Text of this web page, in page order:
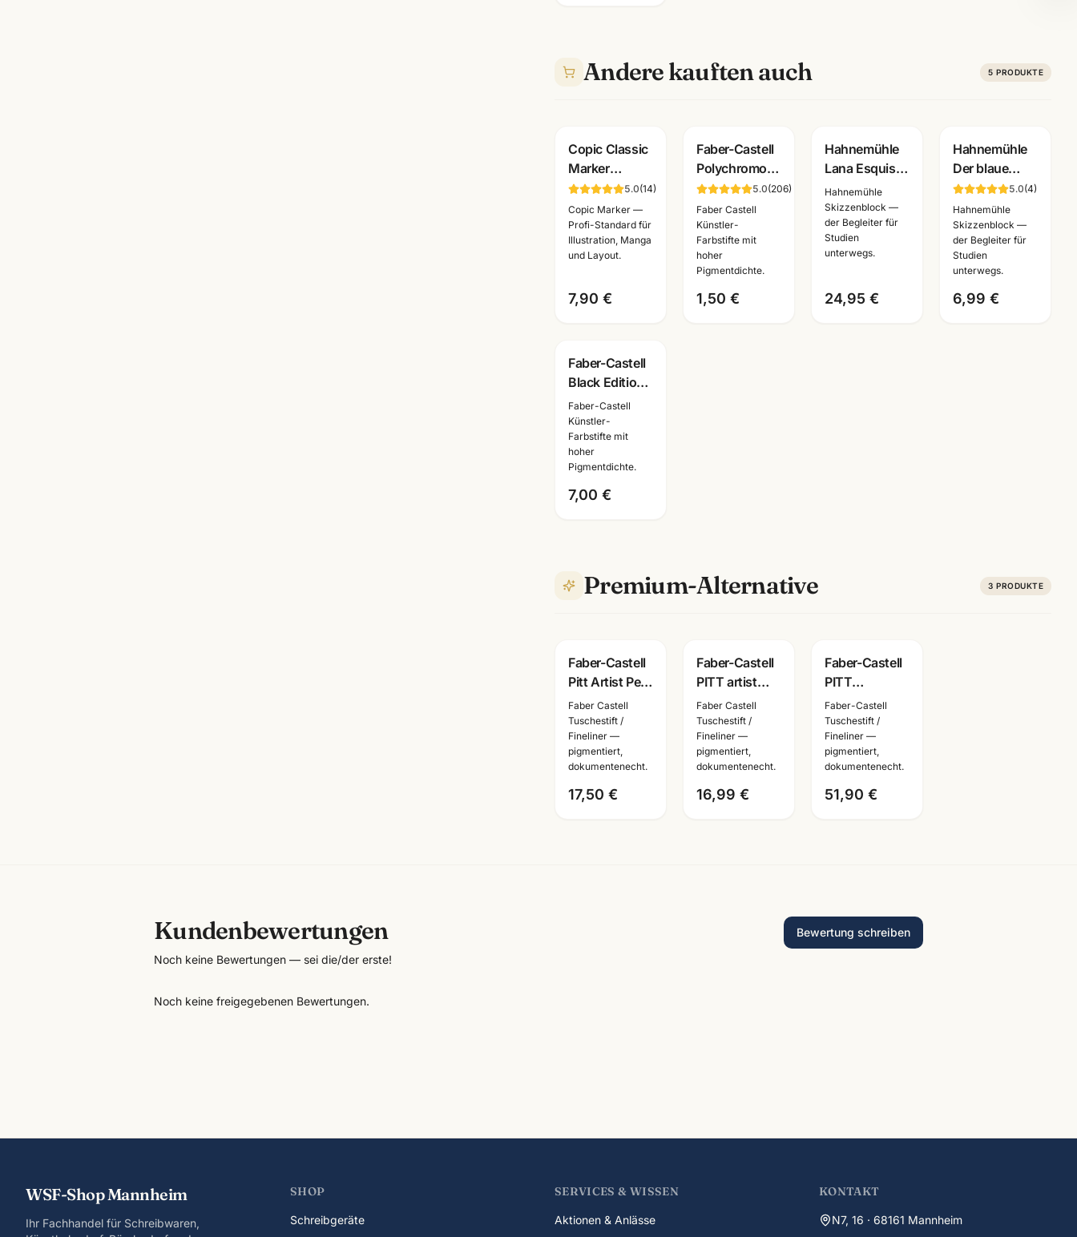
Andere kauften auch 5 PRODUKTE
Copic Classic
Marker
einzeln · alle
Farben +
Blender ·
Künstlerbedarf
Mannheim
5.0(14)
Copic Marker —
Profi-Standard für
Illustration, Manga
und Layout.
7,90 €
Faber-Castell
Polychromos
Künstlerfarbstifte
· Einzelstift
alle Farben ·
Mannheim
5.0(206)
Faber Castell
Künstler-
Farbstifte mit
hoher
Pigmentdichte.
1,50 €
Hahnemühle
Lana Esquisse
Skizzenblock
96g · A3/A4 ·
Künstlerbedarf
Mannheim
Hahnemühle
Skizzenblock —
der Begleiter für
Studien
unterwegs.
24,95 €
Hahnemühle
Der blaue
Block
Skizzenblock
190g ·
A2/A3/A4/A5
·
Mannheim
5.0(4)
Hahnemühle
Skizzenblock —
der Begleiter für
Studien
unterwegs.
6,99 €
Faber-Castell
Black Edition
Filzstifte mit
Pinselspitze ·
Künstlerbedarf
Mannheim
Faber-Castell
Künstler-
Farbstifte mit
hoher
Pigmentdichte.
7,00 €
Premium-Alternative 3 PRODUKTE
Faber-Castell
Pitt Artist Pen
Mangaka Set
6-tlg ·
Tuschestifte
dokumentenecht
Faber Castell
Tuschestift /
Fineliner —
pigmentiert,
dokumentenecht.
17,50 €
Faber-Castell
PITT artist
pen 6er Set
schwarz ·
Tuschestifte
dokumentenecht
Faber Castell
Tuschestift /
Fineliner —
pigmentiert,
dokumentenecht.
16,99 €
Faber-Castell
PITT
Monochrome
Set gross ·
Metalletui ·
Zeichenset
Faber-Castell
Tuschestift /
Fineliner —
pigmentiert,
dokumentenecht.
51,90 €
Kundenbewertungen
Noch keine Bewertungen — sei die/der erste!
Bewertung schreiben
Noch keine freigegebenen Bewertungen.
WSF-Shop Mannheim
Ihr Fachhandel für Schreibwaren,
SHOP
Schreibgeräte
SERVICES & WISSEN
Aktionen & Anlässe
KONTAKT
N7, 16 · 68161 Mannheim